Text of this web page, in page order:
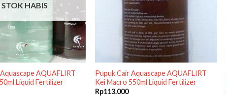
STOK HABIS
AQUAFLIRT
Liquid Fertilizer
Pupuk Cair Aquascape AQUAFLIRT
Kei Macro 550ml Liquid Fertilizer
Rp113.000